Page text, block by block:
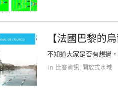
【法國巴黎的
不知道大家是否有想過
in 比賽資訊, 開放式水域